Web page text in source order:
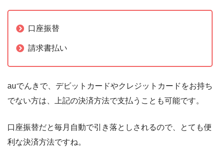
口座振替
請求書払い
auでんきで、デビットカードやクレジットカードをお持ち
でない方は、上記の決済方法で支払うことも可能です。
口座振替だと毎月自動で引き落としされるので、とても便
利な決済方法ですね。